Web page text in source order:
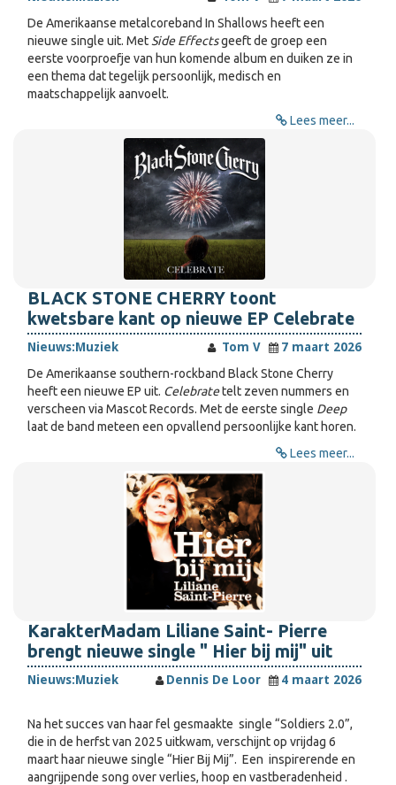
De Amerikaanse metalcoreband In Shallows heeft een
nieuwe single uit. Met Side Effectsgeeft de groep een
eerste voorproefje van hun komende album en duiken ze in
een thema dat tegelijk persoonlijk, medisch en
maatschappelijk aanvoelt.
Lees meer...
BLACK STONE CHERRY toont
kwetsbare kant op nieuwe EP Celebrate
Nieuws:Muziek Tom V
7 maart 2026
De Amerikaanse southern-rockband Black Stone Cherry
heeft een nieuwe EP uit. Celebratetelt zeven nummers en
verscheen via Mascot Records. Met de eerste single Deep
laat de band meteen een opvallend persoonlijke kant horen.
Lees meer...
KarakterMadam Liliane Saint- Pierre
brengt nieuwe single " Hier bij mij" uit
Nieuws:Muziek Dennis De Loor 4 maart 2026
Na het succes van haar fel gesmaakte single “Soldiers 2.0”,
die in de herfst van 2025 uitkwam, verschijnt op vrijdag 6
maart haar nieuwe single “Hier Bij Mij”. Een inspirerende en
aangrijpende song over verlies, hoop en vastberadenheid .